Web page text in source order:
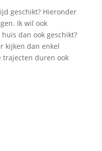
geschikt? Hieronder
Ik wil ook
dan ook geschikt?
kijken dan enkel
trajecten duren ook